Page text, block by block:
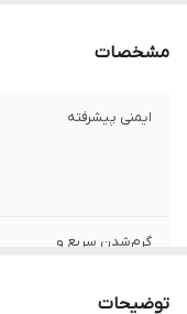
مشخصات
ایمنی پیشرفته
گرم‌شدن سریع و
توضیحات